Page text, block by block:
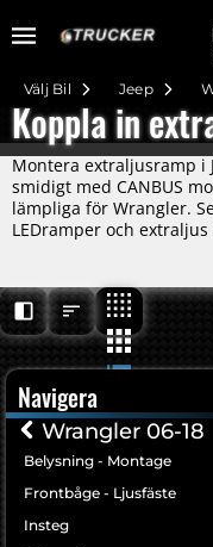
Jeep
Välj Bil
Koppla in
Montera extraljusramp i
smidigt med CANBUS
lämpliga för Wrangler.
LEDramper och
Navigera
Wrangler 06-18
Belysning - Montage
Frontbåge - Ljusfäste
Insteg